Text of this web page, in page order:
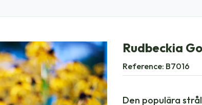
Rudbeckia
Reference: B7016
Den populära